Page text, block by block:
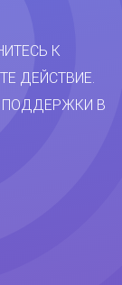
К
ДЕЙСТВИЕ.
ПОДДЕРЖКИ В